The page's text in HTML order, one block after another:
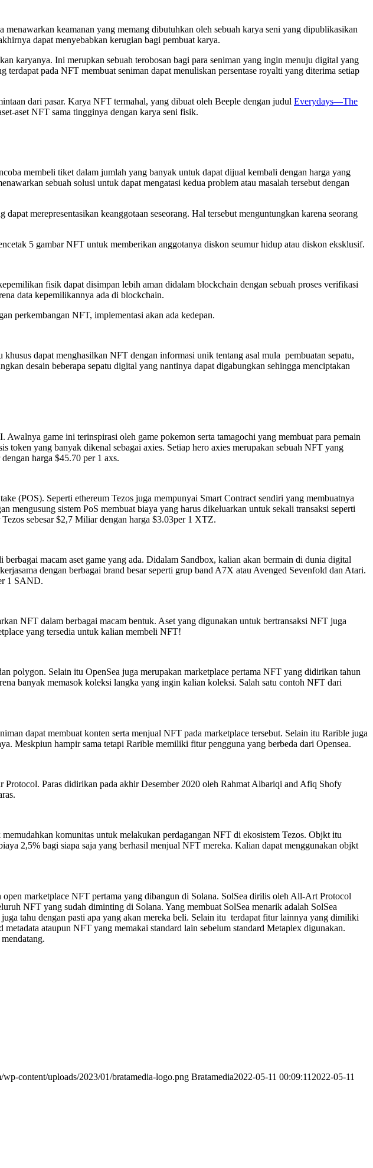
keamanan yang memang dibutuhkan oleh sebuah karya seni yang dipublikasikan
dapat menyebabkan kerugian bagi pembuat karya.
karyanya. Ini merupkan sebuah terobosan bagi para seniman yang ingin menuju digital yang
pada NFT membuat seniman dapat menuliskan persentase royalti yang diterima setiap
dari pasar. Karya NFT termahal, yang dibuat oleh Beeple dengan judul Everydays—The
aset NFT sama tingginya dengan karya seni fisik.
membeli tiket dalam jumlah yang banyak untuk dapat dijual kembali dengan harga yang
sebuah solusi untuk dapat mengatasi kedua problem atau masalah tersebut dengan
merepresentasikan keanggotaan seseorang. Hal tersebut menguntungkan karena seorang
5 gambar NFT untuk memberikan anggotanya diskon seumur hidup atau diskon eksklusif.
fisik dapat disimpan lebih aman didalam blockchain dengan sebuah proses verifikasi
data kepemilikannya ada di blockchain.
perkembangan NFT, implementasi akan ada kedepan.
dapat menghasilkan NFT dengan informasi unik tentang asal mula pembuatan sepatu,
desain beberapa sepatu digital yang nantinya dapat digabungkan sehingga menciptakan
game ini terinspirasi oleh game pokemon serta tamagochi yang membuat para pemain
token yang banyak dikenal sebagai axies. Setiap hero axies merupakan sebuah NFT yang
harga $45.70 per 1 axs.
(POS). Seperti ethereum Tezos juga mempunyai Smart Contract sendiri yang membuatnya
mengusung sistem PoS membuat biaya yang harus dikeluarkan untuk sekali transaksi seperti
sebesar $2,7 Miliar dengan harga $3.03per 1 XTZ.
macam aset game yang ada. Didalam Sandbox, kalian akan bermain di dunia digital
dengan berbagai brand besar seperti grup band A7X atau Avenged Sevenfold dan Atari.
1 SAND.
NFT dalam berbagai macam bentuk. Aset yang digunakan untuk bertransaksi NFT juga
yang tersedia untuk kalian membeli NFT!
polygon. Selain itu OpenSea juga merupakan marketplace pertama NFT yang didirikan tahun
banyak memasok koleksi langka yang ingin kalian koleksi. Salah satu contoh NFT dari
dapat membuat konten serta menjual NFT pada marketplace tersebut. Selain itu Rarible juga
Meskpiun hampir sama tetapi Rarible memiliki fitur pengguna yang berbeda dari Opensea.
Protocol. Paras didirikan pada akhir Desember 2020 oleh Rahmat Albariqi and Afiq Shofy
komunitas untuk melakukan perdagangan NFT di ekosistem Tezos. Objkt itu
2,5% bagi siapa saja yang berhasil menjual NFT mereka. Kalian dapat menggunakan objkt
marketplace NFT pertama yang dibangun di Solana. SolSea dirilis oleh All-Art Protocol
NFT yang sudah diminting di Solana. Yang membuat SolSea menarik adalah SolSea
tahu dengan pasti apa yang akan mereka beli. Selain itu terdapat fitur lainnya yang dimiliki
ataupun NFT yang memakai standard lain sebelum standard Metaplex digunakan.
wp-content/uploads/2023/01/bratamedia-logo.png Bratamedia2022-05-11 00:09:11 2022-05-11